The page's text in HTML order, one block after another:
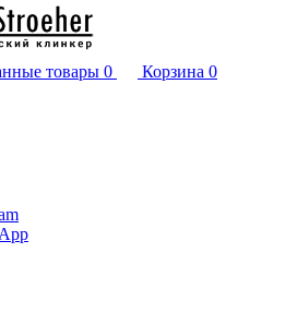
товары 0 Корзина 0